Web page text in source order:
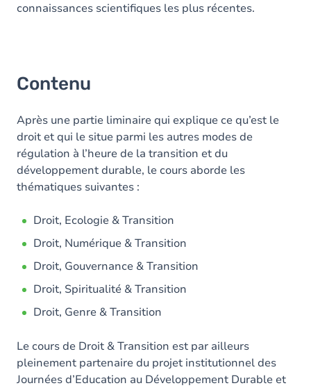
connaissances scientifiques les plus récentes.
Contenu
Après une partie liminaire qui explique ce qu’est le
droit et qui le situe parmi les autres modes de
régulation à l’heure de la transition et du
développement durable, le cours aborde les
thématiques suivantes :
Droit, Ecologie & Transition
Droit, Numérique & Transition
Droit, Gouvernance & Transition
Droit, Spiritualité & Transition
Droit, Genre & Transition
Le cours de Droit & Transition est par ailleurs
pleinement partenaire du projet institutionnel des
Journées d’Education au Développement Durable et